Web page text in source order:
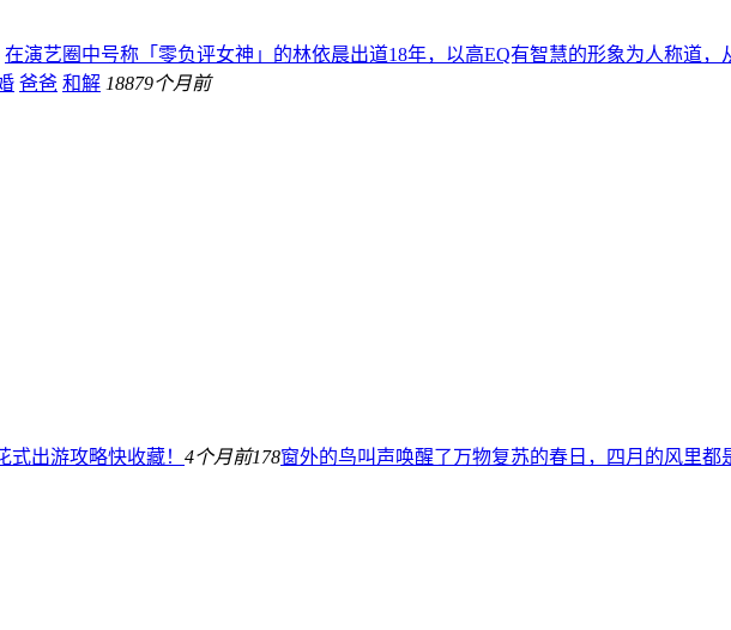
在演艺圈中号称「零负评女神」的林依晨出道18年，以高EQ有智慧的形象为人称道
爸爸 和解 18879个月前
式出游攻略快收藏！ 4个月前178窗外的鸟叫声唤醒了万物复苏的春日，四月的风里都